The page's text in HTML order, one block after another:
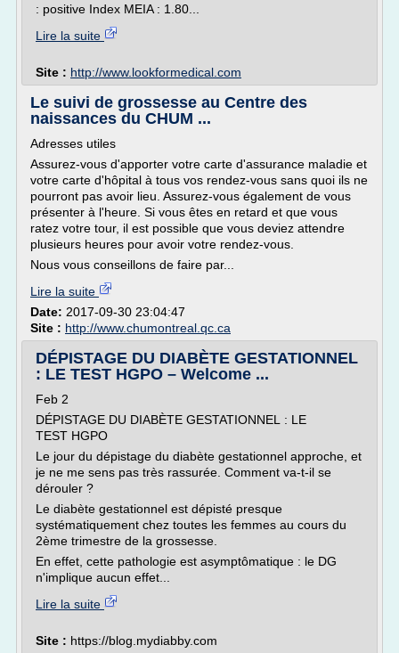
: positive Index MEIA : 1.80...
Lire la suite
Site : http://www.lookformedical.com
Le suivi de grossesse au Centre des
naissances du CHUM ...
Adresses utiles
Assurez-vous d'apporter votre carte d'assurance maladie et
votre carte d'hôpital à tous vos rendez-vous sans quoi ils ne
pourront pas avoir lieu. Assurez-vous également de vous
présenter à l'heure. Si vous êtes en retard et que vous
ratez votre tour, il est possible que vous deviez attendre
plusieurs heures pour avoir votre rendez-vous.
Nous vous conseillons de faire par...
Lire la suite
Date: 2017-09-30 23:04:47
Site : http://www.chumontreal.qc.ca
DÉPISTAGE DU DIABÈTE GESTATIONNEL
: LE TEST HGPO – Welcome ...
Feb 2
DÉPISTAGE DU DIABÈTE GESTATIONNEL : LE
TEST HGPO
Le jour du dépistage du diabète gestationnel approche, et
je ne me sens pas très rassurée. Comment va-t-il se
dérouler ?
Le diabète gestationnel est dépisté presque
systématiquement chez toutes les femmes au cours du
2ème trimestre de la grossesse.
En effet, cette pathologie est asymptômatique : le DG
n'implique aucun effet...
Lire la suite
Site : https://blog.mydiabby.com